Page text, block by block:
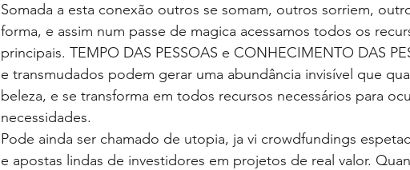
Somada a esta conexão outros se somam, outros sorriem,
forma, e assim num passe de magica acessamos todos os
principais. TEMPO DAS PESSOAS e CONHECIMENTO DAS
e transmudados podem gerar uma abundância invisível que
beleza, e se transforma em todos recursos necessários para
necessidades.
Pode ainda ser chamado de utopia, ja vi crowdfundings
e apostas lindas de investidores em projetos de real valor.